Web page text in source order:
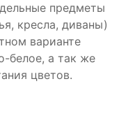
предметы
кресла, диваны)
варианте
белое, а так же
цветов.